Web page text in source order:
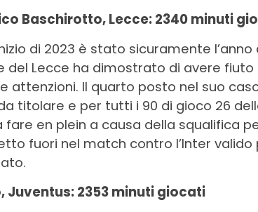
Baschirotto, Lecce: 2340 minuti
di 2023 è stato sicuramente
del Lecce ha dimostrato di avere
attenzioni. Il quarto posto nel suo
titolare e per tutti i 90 di gioco 26
fare en plein a causa della squalifica
fuori nel match contro l’Inter
Juventus: 2353 minuti giocati